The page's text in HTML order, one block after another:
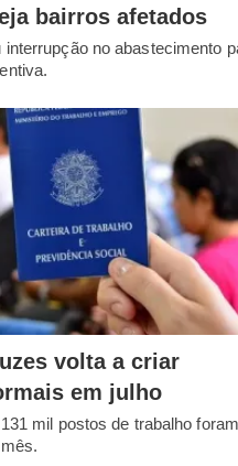
bairros afetados
interrupção no abastecimento
volta a criar
em julho
mil postos de trabalho foram